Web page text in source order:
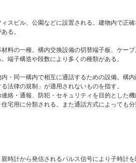
スビル、公園などに設置される。建物内で正
る。
料の一種。構内交換設備の切替端子板、ケー
端子構造や段数により多くの種類がある。
・同一構内で相互に通話するための設備。構
法律の規制」が適用されないものを指す。
絡・通報、防犯・セキュリティを目的とした
宅用に分類される。また通話方式によっても
時計から発信されるパルス信号により子時計